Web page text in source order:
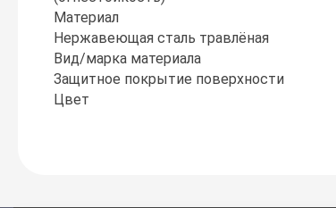
Материал
Нержавеющая сталь травлёная
Вид/марка материала
Защитное покрытие поверхности
Цвет